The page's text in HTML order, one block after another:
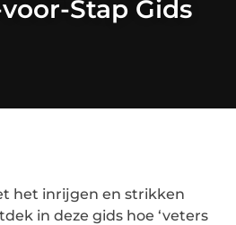
Stap Gids
het inrijgen en strikken
in deze gids hoe ‘veters